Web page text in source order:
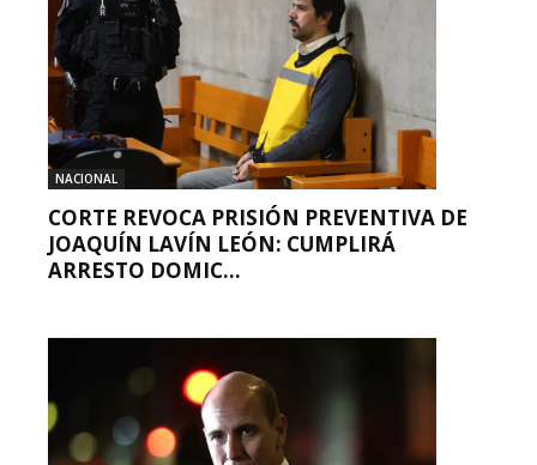
NACIONAL
CORTE REVOCA PRISIÓN PREVENTIVA DE
JOAQUÍN LAVÍN LEÓN: CUMPLIRÁ
ARRESTO DOMIC...